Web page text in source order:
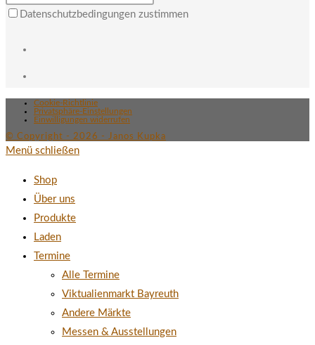
Datenschutzbedingungen zustimmen
Cookie-Richtlinie
Privatsphäre-Einstellungen
Einwilligungen widerrufen
© Copyright - 2026 - Janos Kupka
Menü schließen
Shop
Über uns
Produkte
Laden
Termine
Alle Termine
Viktualienmarkt Bayreuth
Andere Märkte
Messen & Ausstellungen